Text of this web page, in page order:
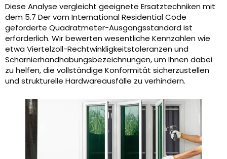
Diese Analyse vergleicht geeignete Ersatztechniken mit
dem 5.7 Der vom International Residential Code
geforderte Quadratmeter-Ausgangsstandard ist
erforderlich. Wir bewerten wesentliche Kennzahlen wie
etwa Viertelzoll-Rechtwinkligkeitstoleranzen und
Scharnierhandhabungsbezeichnungen, um Ihnen dabei
zu helfen, die vollständige Konformität sicherzustellen
und strukturelle Hardwareausfälle zu verhindern.